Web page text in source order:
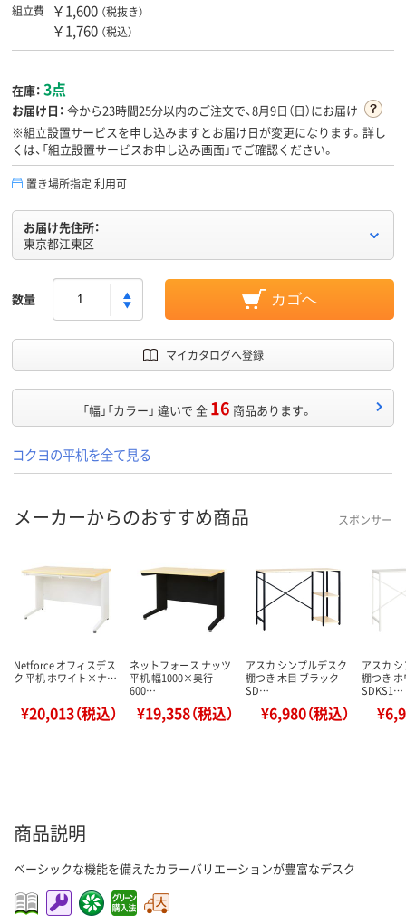
組立費 ￥1,600 （税抜き）
￥1,760 （税込）
在庫： 3点
お届け日： 今から23時間25分以内のご注文で、8月9日（日）にお届け
※組立設置サービスを申し込みますとお届け日が変更になります。詳し
くは、「組立設置サービスお申し込み画面」でご確認ください。
置き場所指定 利用可
お届け先住所：
東京都江東区
数量 カゴへ
マイカタログへ登録
「幅」「カラー」 違いで 全 16 商品あります。
コクヨの平机を全て見る
メーカーからのおすすめ商品 スポンサー
Netforce オフィスデス
ク 平机 ホワイト×ナ…
¥20,013（税込）
ネットフォース ナッツ
平机 幅1000×奥行
600…
¥19,358（税込）
アスカ シンプルデスク
棚つき 木目 ブラック
SD…
¥6,980（税込）
アスカ
棚つき
SDKS1…
商品説明
ベーシックな機能を備えたカラーバリエーションが豊富なデスク